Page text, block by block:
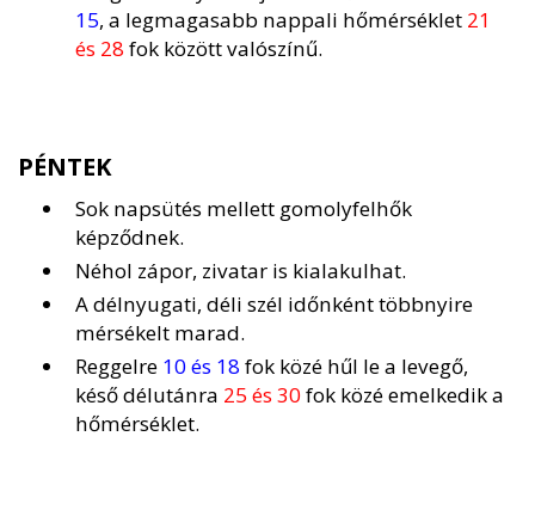
15, a legmagasabb nappali hőmérséklet 21
és 28 fok között valószínű.
PÉNTEK
Sok napsütés mellett gomolyfelhők
képződnek.
Néhol zápor, zivatar is kialakulhat.
A délnyugati, déli szél időnként többnyire
mérsékelt marad.
Reggelre 10 és 18 fok közé hűl le a levegő,
késő délutánra 25 és 30fok közé emelkedik a
hőmérséklet.